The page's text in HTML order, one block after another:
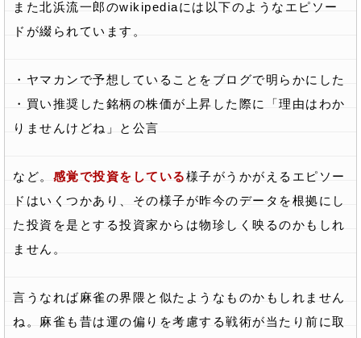
また北浜流一郎のwikipediaには以下のようなエピソー
ドが綴られています。
・ヤマカンで予想していることをブログで明らかにした
・買い推奨した銘柄の株価が上昇した際に「理由はわか
りませんけどね」と公言
など。 感覚で投資をしている様子がうかがえるエピソー
ドはいくつかあり、その様子が昨今のデータを根拠にし
た投資を是とする投資家からは物珍しく映るのかもしれ
ません。
言うなれば麻雀の界隈と似たようなものかもしれません
ね。麻雀も昔は運の偏りを考慮する戦術が当たり前に取